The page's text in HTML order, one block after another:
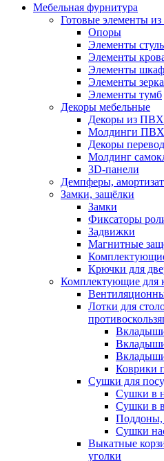
Мебельная фурнитура
Готовые элементы
Опоры
Элементы
Элементы
Элементы
Элементы
Элементы тумб
Декоры мебельные
Декоры из
Молдинги ПВХ
Декоры
Молдинг
3D-панели
Демпферы,
Замки, защёлки
Замки
Фиксаторы
Задвижки
Магнитные
Крючки для
Комплектующие для
Лотки для
Коврики
Сушки для
Сушки в
Сушки в
Поддоны,
Сушки
Выкатные
уголки